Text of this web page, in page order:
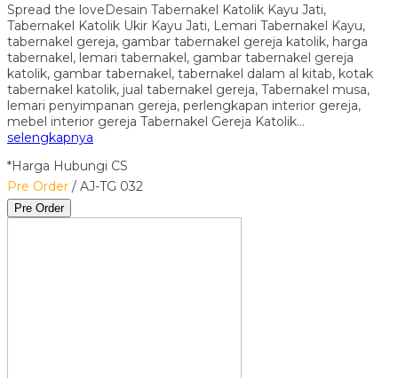
Spread the loveDesain Tabernakel Katolik Kayu Jati,
Tabernakel Katolik Ukir Kayu Jati, Lemari Tabernakel Kayu,
tabernakel gereja, gambar tabernakel gereja katolik, harga
tabernakel, lemari tabernakel, gambar tabernakel gereja
katolik, gambar tabernakel, tabernakel dalam al kitab, kotak
tabernakel katolik, jual tabernakel gereja, Tabernakel musa,
lemari penyimpanan gereja, perlengkapan interior gereja,
mebel interior gereja Tabernakel Gereja Katolik…
selengkapnya
*Harga Hubungi CS
Pre Order / AJ-TG 032
Pre Order